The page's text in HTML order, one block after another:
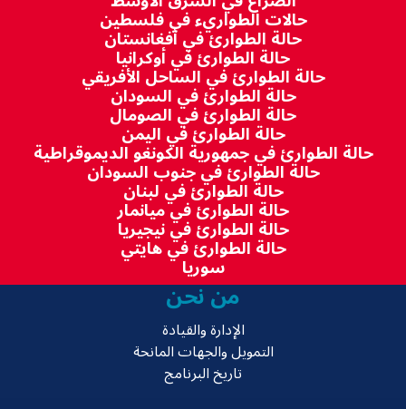
حالات الطواريء في فلسطين
حالة الطوارئ في أفغانستان
حالة الطوارئ في أوكرانيا
حالة الطوارئ في الساحل الأفريقي
حالة الطوارئ في السودان
حالة الطوارئ في الصومال
حالة الطوارئ في اليمن
حالة الطوارئ في جمهورية الكونغو الديموقراطية
حالة الطوارئ في جنوب السودان
حالة الطوارئ في لبنان
حالة الطوارئ في ميانمار
حالة الطوارئ في نيجيريا
حالة الطوارئ في هايتي
سوريا
من نحن
الإدارة والقيادة
التمويل والجهات المانحة
تاريخ البرنامج